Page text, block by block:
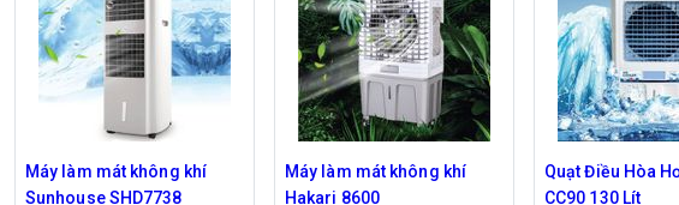
Máy làm mát không khí
Hakari 8600
Quạt Điều Hòa Hơi Nước
CC90 130 Lít
Máy làm mát
Hakari CC80 70 Lít